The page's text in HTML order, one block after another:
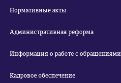
Нормативные акты
Административная реформа
Информация о работе с обращениями
Кадровое обеспечение